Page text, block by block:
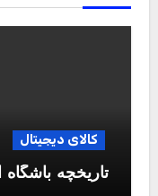
کالای دیجیتال
تاریخچه